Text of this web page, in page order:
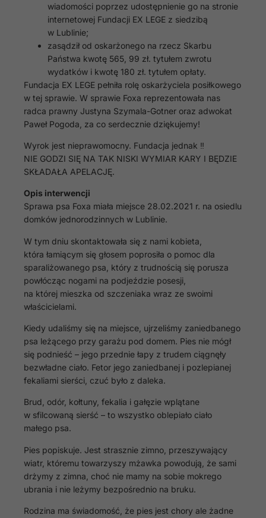
wiadomości poprzez udostępnienie go na stronie
internetowej Fundacji EX LEGE z siedzibą
w Lublinie;
zasądził od oskarżonego na rzecz Skarbu
Państwa kwotę 565, 99 zł. tytułem zwrotu
wydatków i kwotę 180 zł. tytułem opłaty.
Fundacja EX LEGE pełniła rolę oskarżyciela posiłkowego
w tej sprawie. W sprawie Foxa reprezentowała nas
radca prawny Justyna Szymala-Gotner oraz adwokat
Paweł Pogoda, za co serdecznie dziękujemy!
Wyrok jest nieprawomocny. Fundacja jednak ‼
NIE GODZI SIĘ NA TAK NISKI WYMIAR KARY I BĘDZIE
SKŁADAŁA APELACJĘ.
Opis interwencji
Sprawa psa Foxa miała miejsce 28.02.2021 r. na osiedlu
domków jednorodzinnych w Lublinie.
W tym dniu skontaktowała się z nami kobieta,
która łamiącym się głosem poprosiła o pomoc dla
sparaliżowanego psa, który z trudnością się porusza
powłócząc nogami na podjeździe posesji,
na której mieszka od szczeniaka wraz ze swoimi
właścicielami.
Kiedy udaliśmy się na miejsce, ujrzeliśmy zaniedbanego
psa leżącego przy garażu pod domem. Pies nie mógł
się podnieść – jego przednie łapy z trudem ciągnęły
bezwładne ciało. Fetor jego zaniedbanej i pozlepianej
fekaliami sierści, czuć było z daleka.
Brud, odór, kołtuny, fekalia i gałęzie wplątane
w sfilcowaną sierść – to wszystko oblepiało ciało
małego psa.
Pies popiskuje. Jest strasznie zimno, przeszywający
wiatr, któremu towarzyszy mżawka powodują, że sami
drżymy z zimna, choć nie mamy na sobie mokrego
ubrania i nie leżymy bezpośrednio na bruku.
Rodzina ma świadomość, że pies jest chory ale żadne